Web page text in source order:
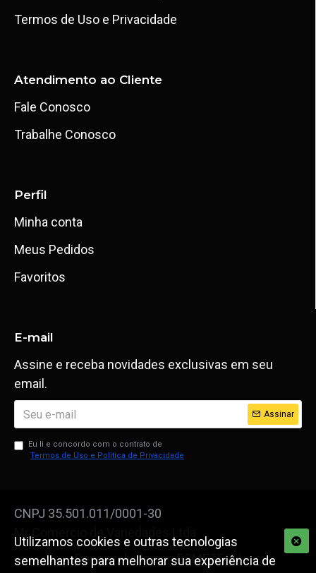
Termos de Uso e Privacidade
Atendimento ao Cliente
Fale Conosco
Trabalhe Conosco
Perfil
Minha conta
Meus Pedidos
Favoritos
E-mail
Assine e receba novidades exclusivas em seu
email.
Assinar
Eu li e concordo com o contrato de
Termos de Uso e Política de Privacidade
CNPJ 35.501.011/0001-30
Desenvolvido por: ESMETECH
Utilizamos cookies e outras tecnologias
semelhantes para melhorar sua experiência de